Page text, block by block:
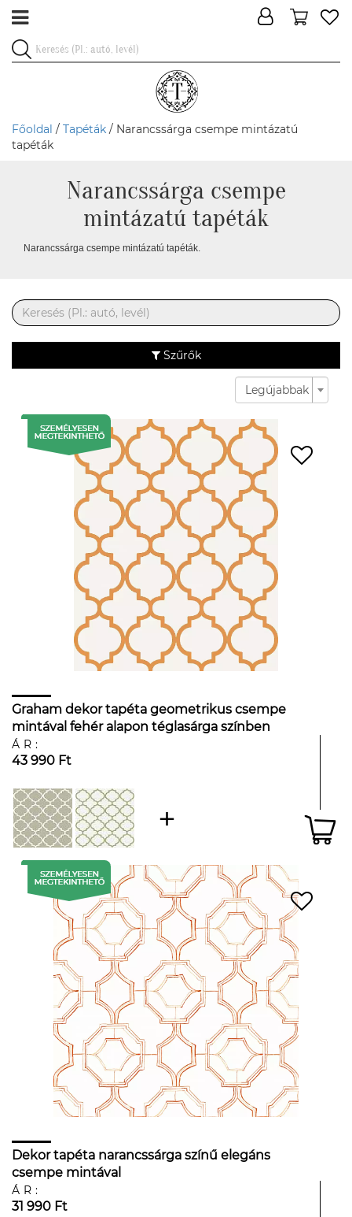
Főoldal / Tapéták / Narancssárga csempe mintázatú
tapéták
Narancssárga csempe
mintázatú tapéták
Narancssárga csempe mintázatú tapéták.
Szűrők
Legújabbak
Graham dekor tapéta geometrikus csempe
mintával fehér alapon téglasárga színben
ÁR:
43 990 Ft
Dekor tapéta narancssárga színű elegáns
csempe mintával
ÁR:
31 990 Ft